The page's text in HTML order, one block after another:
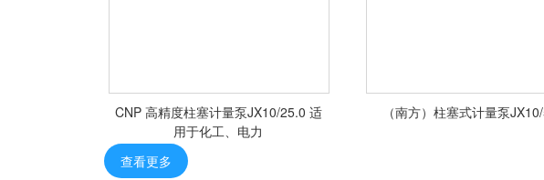
CNP 高精度柱塞计量泵JX10/25.0 适
用于化工、电力
（南方）柱塞式计量泵
查看更多